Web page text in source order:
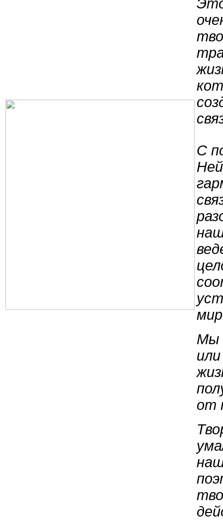
С
Мы
от